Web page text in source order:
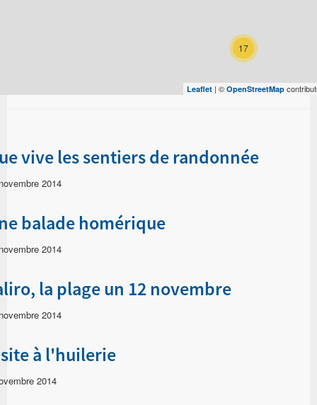
17
Leaflet | © OpenStreetMap
vive les sentiers de randonnée
2014
balade homérique
2014
la plage un 12 novembre
2014
à l'huilerie
2014